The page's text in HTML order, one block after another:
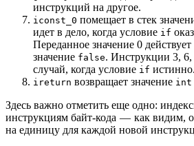
инструкций на другое.
iconst_0 помещает в стек
идет в дело, когда условие if
Переданное значение 0 действует
значение false. Инструкции 3,
случай, когда условие if истинно.
ireturn возвращает значение int
Здесь важно отметить еще одно:
инструкциям байт-кода — как видим,
на единицу для каждой новой